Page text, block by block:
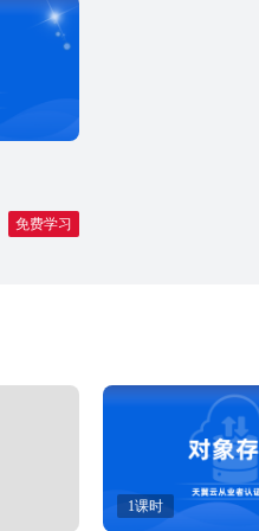
免费学习
1课时